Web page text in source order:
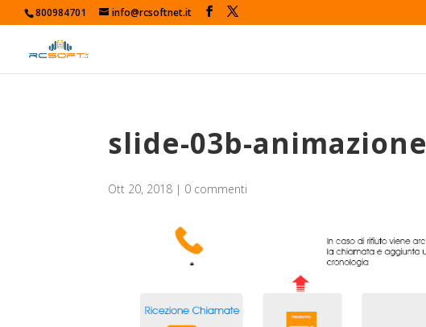
800984701 info@rcsoftnet.it
slide-03b-animazione
Ott 20, 2018 | 0 commenti